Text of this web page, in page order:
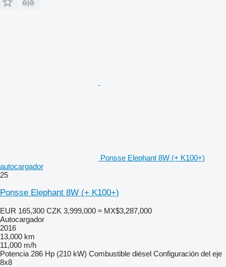
Ponsse Elephant 8W (+ K100+)
autocargador
25
Ponsse Elephant 8W (+ K100+)
EUR 165,300 CZK 3,999,000 ≈ MX$3,287,000
Autocargador
2016
13,000 km
11,000 m/h
Potencia 286 Hp (210 kW) Combustible diésel Configuración del eje
8x8